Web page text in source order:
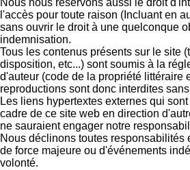
Nous nous réservons aussi le droit
l'accès pour toute raison (Incluant en
sans ouvrir le droit à une quelconque
indemnisation.
Tous les contenus présents sur le site
disposition, etc...) sont soumis à la
d'auteur (code de la propriété littéraire
reproductions sont donc interdites
Les liens hypertextes externes qui
cadre de ce site web en direction
ne sauraient engager notre
Nous déclinons toutes responsabilités
de force majeure ou d'événements
volonté.